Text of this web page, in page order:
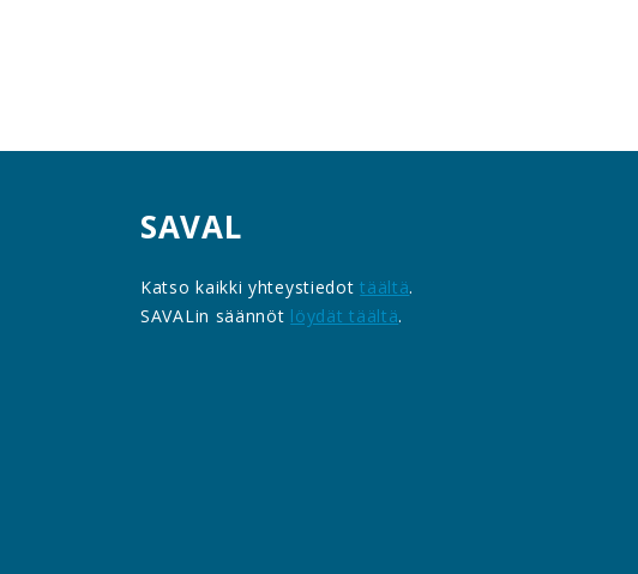
SAVAL
Katso kaikki yhteystiedottäältä.
SAVALin säännöt löydät täältä.